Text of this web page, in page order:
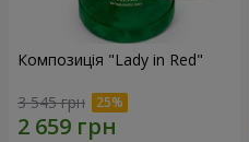
Композиція "Lady in Red"
3 545 грн